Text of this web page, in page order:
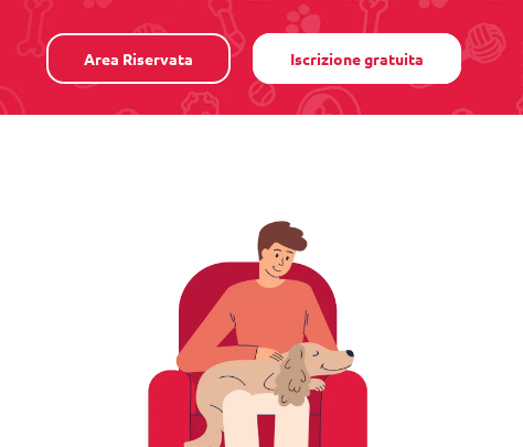
Area Riservata Iscrizione gratuita